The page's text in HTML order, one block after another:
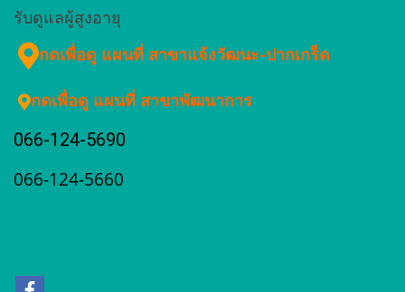
รับดูแลผู้สูงอายุ
กดเพื่อดู แผนที่ สาขาแจ้งวัฒนะ-ปากเกร็ด
กดเพื่อดู แผนที่ สาขาพัฒนาการ
066-124-5690
066-124-5660